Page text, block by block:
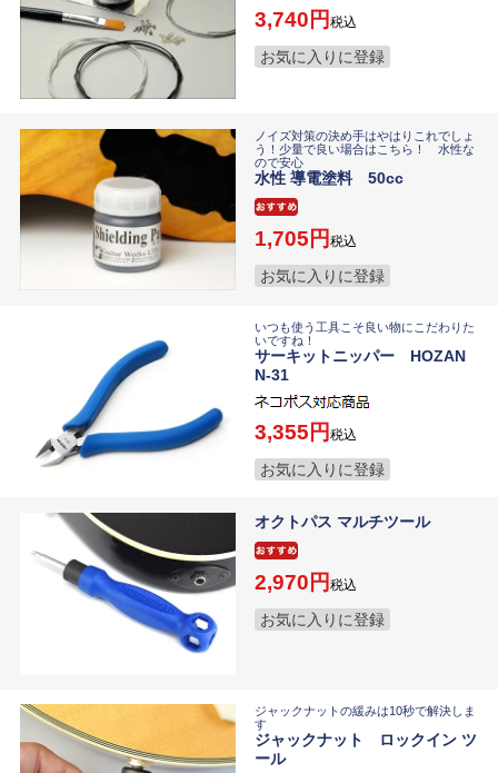
3,740 税込
お気に入りに登録
ノイズ対策の決め手はやはりこれでしょ
う！少量で良い場合はこちら！ 水性な
ので安心
水性 導電塗料 50cc
1,705 税込
お気に入りに登録
いつも使う工具こそ良い物にこだわりた
いですね！
サーキットニッパー HOZAN
N-31
3,355 税込
お気に入りに登録
オクトパス マルチツール
2,970 税込
お気に入りに登録
ジャックナットの緩みは10秒で解決しま
す
ジャックナット ロックイン ツ
ール